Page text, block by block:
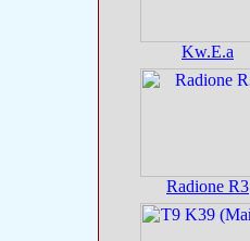
Kw.E.a
Radione R3